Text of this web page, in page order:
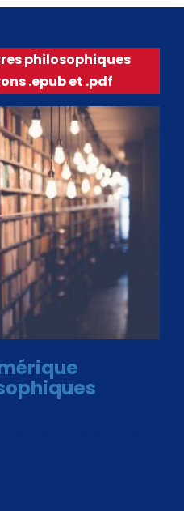
philosophiques
.epub et .pdf